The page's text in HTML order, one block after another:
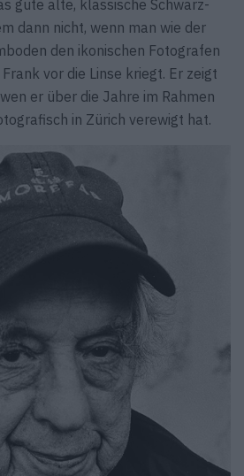
gute alte, klassische Schwarz-
dann nicht, wenn man wie der
den ikonischen Fotografen
vor die Linse kriegt. Er zeigt
er über die Jahre im Rahmen
in Zürich verewigt hat.